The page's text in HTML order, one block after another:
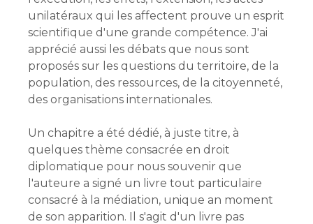
unilatéraux qui les affectent prouve un esprit
scientifique d'une grande compétence. J'ai
apprécié aussi les débats que nous sont
proposés sur les questions du territoire, de la
population, des ressources, de la citoyenneté,
des organisations internationales.
Un chapitre a été dédié, à juste titre, à
quelques thème consacrée en droit
diplomatique pour nous souvenir que
l'auteure a signé un livre tout particulaire
consacré à la médiation, unique an moment
de son apparition. Il s'agit d'un livre pas